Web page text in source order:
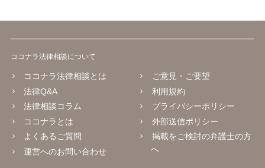
ココナラ法律相談について
ココナラ法律相談とは
法律Q&A
法律相談コラム
ココナラとは
よくあるご質問
運営へのお問い合わせ
ご意見・ご要望
利用規約
プライバシーポリシー
外部送信ポリシー
掲載をご検討の弁護士の方
へ